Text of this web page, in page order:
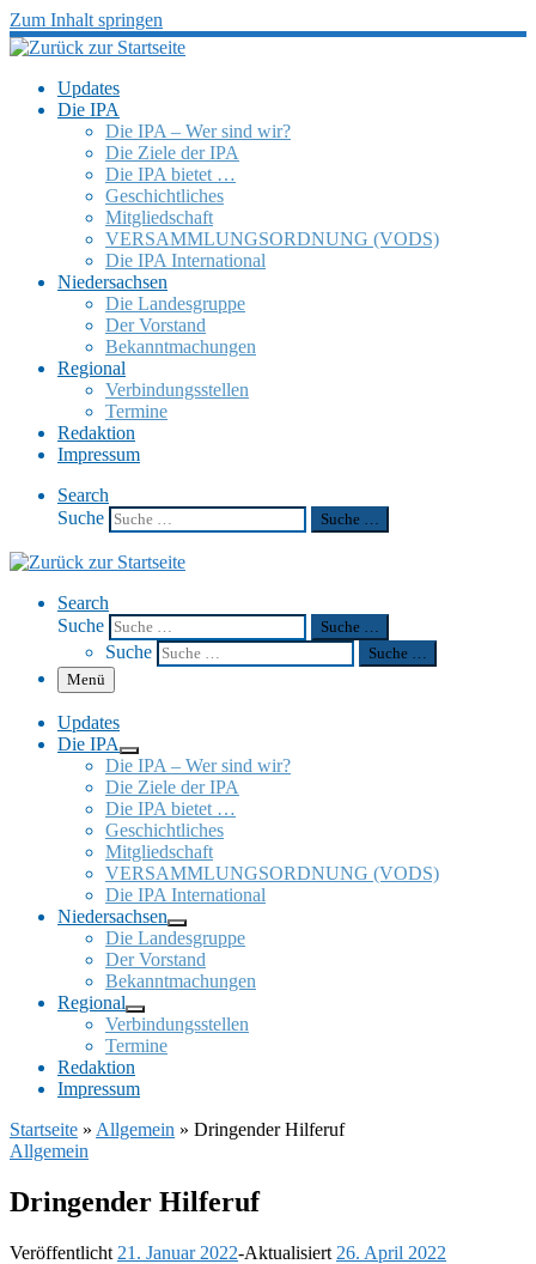
Zum Inhalt springen
Updates
Die IPA
Die IPA – Wer sind wir?
Die Ziele der IPA
Die IPA bietet …
Geschicht­li­ches
Mitglied­schaft
VERSAMMLUNGSORDNUNG (VODS)
Die IPA Inter­na­tio­nal
Nieder­sach­sen
Die Landes­gruppe
Der Vorstand
Bekannt­ma­chun­gen
Regio­nal
Verbin­dungs­stel­len
Termine
Redak­tion
Impres­sum
Search
Suche
Suche …
Search
Suche
Suche …
Suche
Suche …
Menü
Updates
Die IPA
Die IPA – Wer sind wir?
Die Ziele der IPA
Die IPA bietet …
Geschicht­li­ches
Mitglied­schaft
VERSAMMLUNGSORDNUNG (VODS)
Die IPA Inter­na­tio­nal
Nieder­sach­sen
Die Landes­gruppe
Der Vorstand
Bekannt­ma­chun­gen
Regio­nal
Verbin­dungs­stel­len
Termine
Redak­tion
Impres­sum
Startseite » Allgemein » Dringender Hilferuf
Allgemein
Drin­gen­der Hilfe­ruf
Veröffentlicht 21. Januar 2022-Aktualisiert 26. April 2022